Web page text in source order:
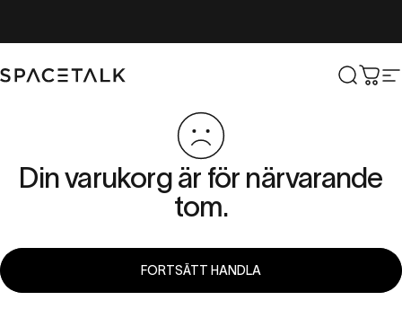
Spacetalk Sök
Din varukorg är för närvarande
tom.
FORTSÄTT HANDLA